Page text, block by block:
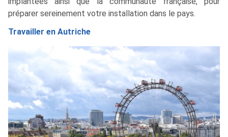
préparer sereinement votre installation dans le pays.
Travailler en Autriche